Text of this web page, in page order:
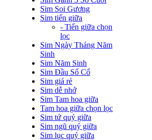
Sim Soi Gương
Sim tiến giữa
- Tiến giữa chọn
lọc
Sim Ngày Tháng Năm
Sinh
Sim Năm Sinh
Sim Đầu Số Cổ
Sim giá rẻ
Sim dễ nhớ
Sim Tam hoa giữa
Tam hoa giữa chọn lọc
Sim tứ quý giữa
Sim ngũ quý giữa
Sim lục quý giữa